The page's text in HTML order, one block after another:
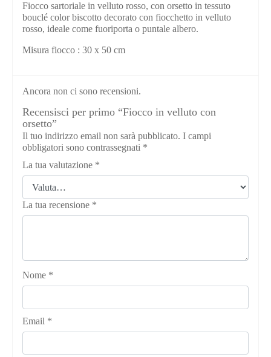
Fiocco sartoriale in velluto rosso, con orsetto in tessuto
bouclé color biscotto decorato con fiocchetto in velluto
rosso, ideale come fuoriporta o puntale albero.
Misura fiocco : 30 x 50 cm
Ancora non ci sono recensioni.
Recensisci per primo “Fiocco in velluto con
orsetto”
Il tuo indirizzo email non sarà pubblicato. I campi
obbligatori sono contrassegnati *
La tua valutazione *
La tua recensione *
Nome *
Email *